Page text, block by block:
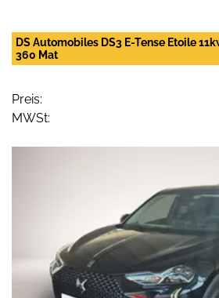
DS Automobiles DS3 E-Tense Etoile
360 Mat
Preis:
MWSt: